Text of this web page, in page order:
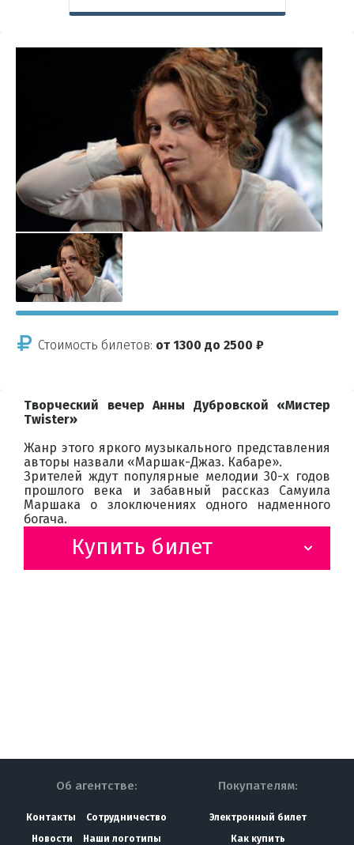
Стоимость билетов: от 1300 до 2500 ₽
Творческий вечер Анны Дубровской «Мистер
Twister»
Жанр этого яркого музыкального представления
авторы назвали «Маршак-Джаз. Кабаре».
Зрителей ждут популярные мелодии 30-х годов
прошлого века и забавный рассказ Самуила
Маршака о злоключениях одного надменного
богача.
Купить билет
Об агентстве:
Контакты
Сотрудничество
Новости
Наши логотипы
Покупателям:
Электронный билет
Как купить